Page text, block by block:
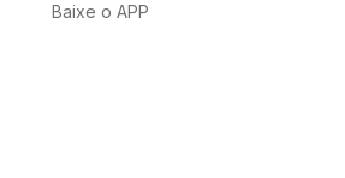
Baixe o APP